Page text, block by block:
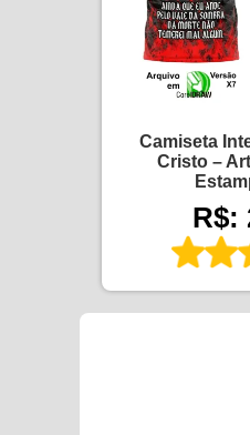
Camiseta
Cristo –
R$: